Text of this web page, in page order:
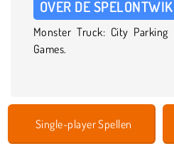
OVER DE
Monster Truck: City
Games.
Single-player Spellen